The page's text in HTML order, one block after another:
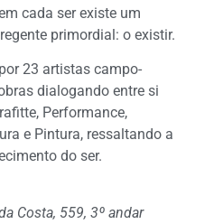
cada ser existe um
primordial: o existir.
23 artistas campo-
dialogando entre si
Performance,
e Pintura, ressaltando a
do ser.
Costa, 559, 3º andar